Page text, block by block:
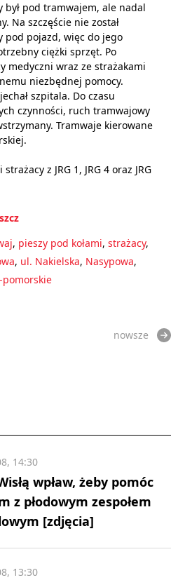
był pod tramwajem, ale nadal
Na szczęście nie został
pod pojazd, więc do jego
ciężki sprzęt. Po
medyczni wraz ze strażakami
niezbędnej pomocy.
szpitala. Do czasu
czynności, ruch tramwajowy
Tramwaje kierowane
z JRG 1, JRG 4 oraz JRG
, pieszy pod kołami, strażacy,
, ul. Nakielska, Nasypowa,
pomorskie
nowsze
wpław, żeby pomóc
z płodowym zespołem
[zdjęcia]
14:30
13:30